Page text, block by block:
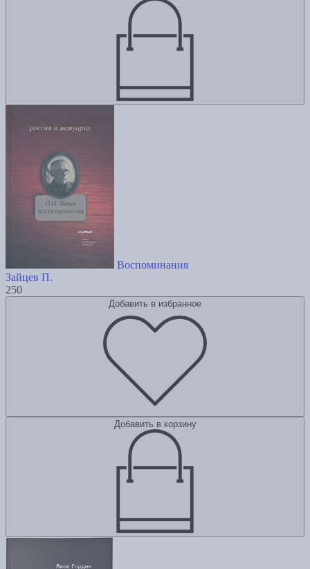
Воспоминания
Зайцев П.
250
Добавить в избранное
Добавить в корзину